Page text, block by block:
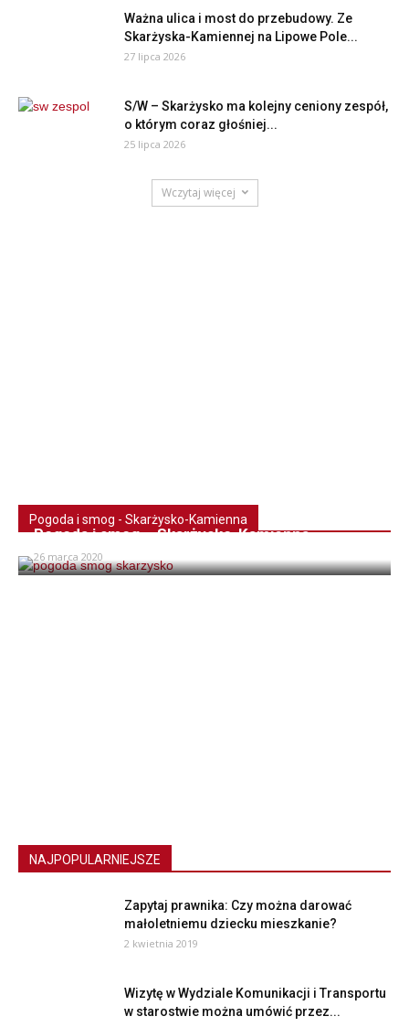
Ważna ulica i most do przebudowy. Ze
Skarżyska-Kamiennej na Lipowe Pole...
27 lipca 2026
S/W – Skarżysko ma kolejny ceniony zespół,
o którym coraz głośniej...
25 lipca 2026
Wczytaj więcej
Pogoda i smog - Skarżysko-Kamienna
Pogoda i smog – Skarżysko-Kamienna
26 marca 2020
NAJPOPULARNIEJSZE
Zapytaj prawnika: Czy można darować
małoletniemu dziecku mieszkanie?
2 kwietnia 2019
Wizytę w Wydziale Komunikacji i Transportu
w starostwie można umówić przez...